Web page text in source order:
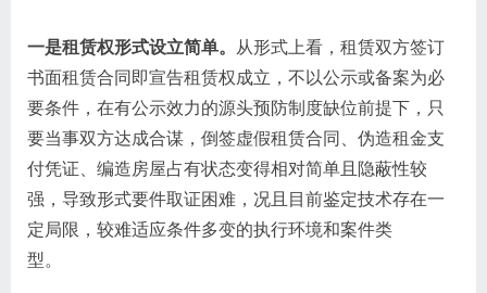
一是租赁权形式设立简单。
从形式上看，租赁双方签订
书面租赁合同即宣告租赁权成立，不以公示或备案为必
要条件，在有公示效力的源头预防制度缺位前提下，只
要当事双方达成合谋，倒签虚假租赁合同、伪造租金支
付凭证、编造房屋占有状态变得相对简单且隐蔽性较
强，导致形式要件取证困难，况且目前鉴定技术存在一
定局限，较难适应条件多变的执行环境和案件类
型。